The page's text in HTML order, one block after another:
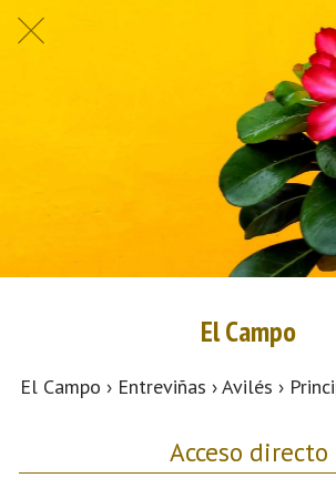
El Campo
El Campo › Entreviñas › Avilés ›
Acceso directo